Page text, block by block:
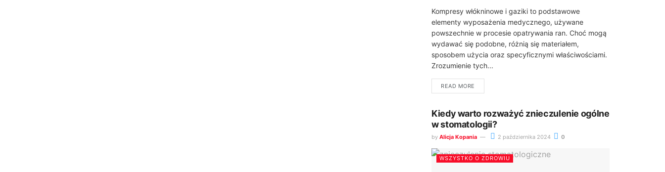
Kompresy włókninowe i gaziki to podstawowe
elementy wyposażenia medycznego, używane
powszechnie w procesie opatrywania ran. Choć mogą
wydawać się podobne, różnią się materiałem,
sposobem użycia oraz specyficznymi właściwościami.
Zrozumienie tych...
READ MORE
Kiedy warto rozważyć znieczulenie ogólne
w stomatologii?
by Alicja Kopania 2 października 2024 0
WSZYSTKO O ZDROWIU